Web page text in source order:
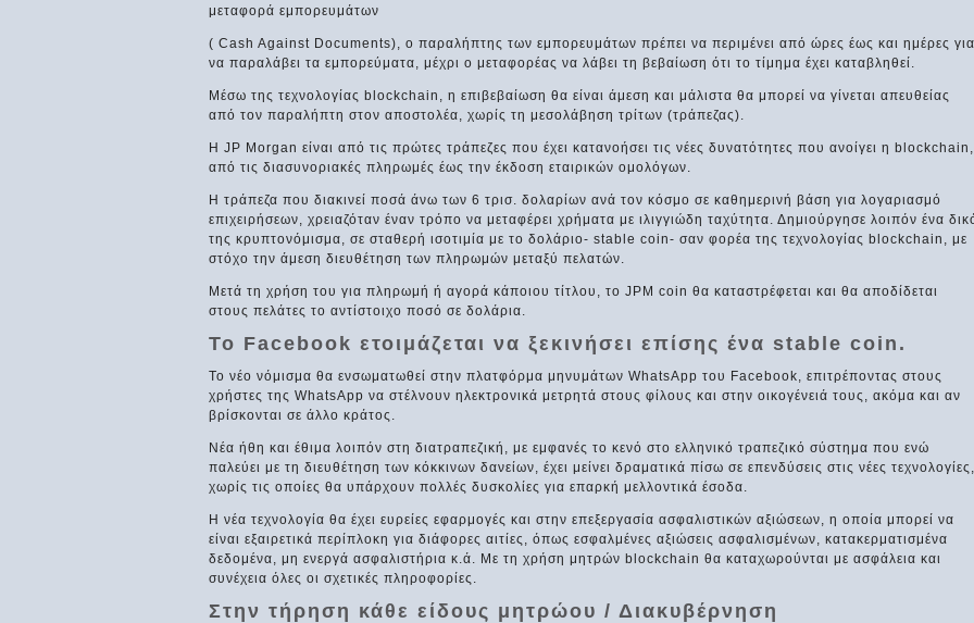
μεταφορά εμπορευμάτων
( Cash Against Documents), ο παραλήπτης των εμπορευμάτων πρέπει να περιμένει από ώρες έως και ημέρες για
να παραλάβει τα εμπορεύματα, μέχρι ο μεταφορέας να λάβει τη βεβαίωση ότι το τίμημα έχει καταβληθεί.
Μέσω της τεχνολογίας blockchain, η επιβεβαίωση θα είναι άμεση και μάλιστα θα μπορεί να γίνεται απευθείας
από τον παραλήπτη στον αποστολέα, χωρίς τη μεσολάβηση τρίτων (τράπεζας).
Η JP Morgan είναι από τις πρώτες τράπεζες που έχει κατανοήσει τις νέες δυνατότητες που ανοίγει η blockchain,
από τις διασυνοριακές πληρωμές έως την έκδοση εταιρικών ομολόγων.
Η τράπεζα που διακινεί ποσά άνω των 6 τρισ. δολαρίων ανά τον κόσμο σε καθημερινή βάση για λογαριασμό
επιχειρήσεων, χρειαζόταν έναν τρόπο να μεταφέρει χρήματα με ιλιγγιώδη ταχύτητα. Δημιούργησε λοιπόν ένα
της κρυπτονόμισμα, σε σταθερή ισοτιμία με το δολάριο- stable coin- σαν φορέα της τεχνολογίας blockchain, με
στόχο την άμεση διευθέτηση των πληρωμών μεταξύ πελατών.
Μετά τη χρήση του για πληρωμή ή αγορά κάποιου τίτλου, το JPM coin θα καταστρέφεται και θα αποδίδεται
στους πελάτες το αντίστοιχο ποσό σε δολάρια.
Το Facebook ετοιμάζεται να ξεκινήσει επίσης ένα stable coin.
Το νέο νόμισμα θα ενσωματωθεί στην πλατφόρμα μηνυμάτων WhatsApp του Facebook, επιτρέποντας στους
χρήστες της WhatsApp να στέλνουν ηλεκτρονικά μετρητά στους φίλους και στην οικογένειά τους, ακόμα και αν
βρίσκονται σε άλλο κράτος.
Νέα ήθη και έθιμα λοιπόν στη διατραπεζική, με εμφανές το κενό στο ελληνικό τραπεζικό σύστημα που ενώ
παλεύει με τη διευθέτηση των κόκκινων δανείων, έχει μείνει δραματικά πίσω σε επενδύσεις στις νέες τεχνολογίες,
χωρίς τις οποίες θα υπάρχουν πολλές δυσκολίες για επαρκή μελλοντικά έσοδα.
Η νέα τεχνολογία θα έχει ευρείες εφαρμογές και στην επεξεργασία ασφαλιστικών αξιώσεων, η οποία μπορεί να
είναι εξαιρετικά περίπλοκη για διάφορες αιτίες, όπως εσφαλμένες αξιώσεις ασφαλισμένων, κατακερματισμένα
δεδομένα, μη ενεργά ασφαλιστήρια κ.ά. Με τη χρήση μητρών blockchain θα καταχωρούνται με ασφάλεια και
συνέχεια όλες οι σχετικές πληροφορίες.
Στην τήρηση κάθε είδους μητρώου / Διακυβέρνηση